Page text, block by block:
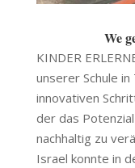
We
KINDER
unserer Schule
innovativen
der das
nachhaltig zu
Israel konnte in